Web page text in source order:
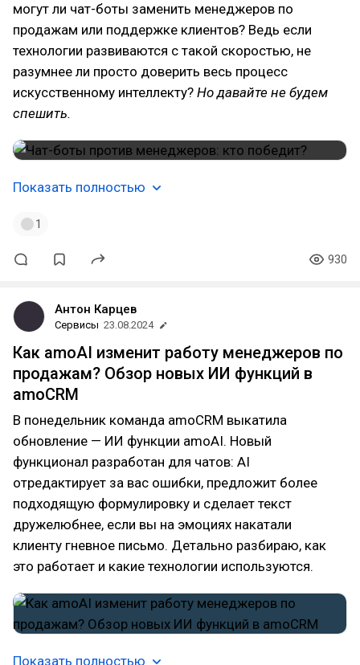
могут ли чат-боты заменить менеджеров по
продажам или поддержке клиентов? Ведь если
технологии развиваются с такой скоростью, не
разумнее ли просто доверить весь процесс
искусственному интеллекту? Но давайте не будем
спешить.
Показать полностью
1
930
Антон Карцев
Сервисы 23.08.2024
Как amoAI изменит работу менеджеров по
продажам? Обзор новых ИИ функций в
amoCRM
В понедельник команда amoCRM выкатила
обновление — ИИ функции amoAI. Новый
функционал разработан для чатов: AI
отредактирует за вас ошибки, предложит более
подходящую формулировку и сделает текст
дружелюбнее, если вы на эмоциях накатали
клиенту гневное письмо. Детально разбираю, как
это работает и какие технологии используются.
Показать полностью